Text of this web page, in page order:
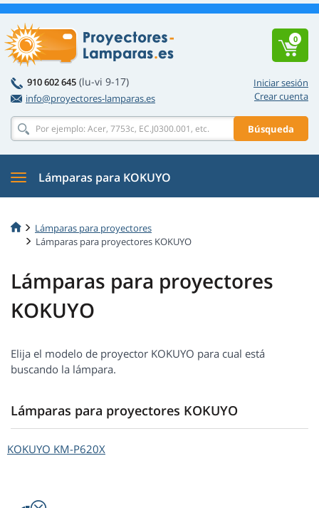
Iniciar sesión
Crear cuenta
910 602 645 (lu-vi 9-17)
info@proyectores-lamparas.es
Búsqueda
0
Lámparas para KOKUYO
Lámparas para proyectores
Lámparas para proyectores KOKUYO
Lámparas para proyectores
KOKUYO
Elija el modelo de proyector KOKUYO para cual está
buscando la lámpara.
Lámparas para proyectores KOKUYO
KOKUYO KM-P620X